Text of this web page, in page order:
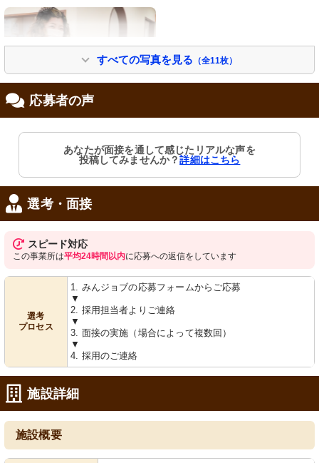
笑顔で対応するスタッフと利用者の姿
が、あたたかな雰囲気を伝えていま
職場写真
共有スペース
明るい窓辺のダイニングでゆったりと
した食事時間をお過ごしいただけま
開放的な空間にはテーブルセットが整
すべての写真を見る （全11枚）
応募者の声
あなたが面接を通して感じたリアルな声を
投稿してみませんか？詳細はこちら
選考・面接
スピード対応
この事業所は平均24時間以内に応募への返信をしています
選考
プロセス
1. みんジョブの応募フォームからご応募
▼
2. 採用担当者よりご連絡
▼
3. 面接の実施（場合によって複数回）
▼
4. 採用のご連絡
施設詳細
施設概要